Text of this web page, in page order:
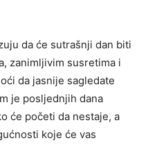
da će sutrašnji dan biti
zanimljivim susretima i
da jasnije sagledate
je posljednjih dana
će početi da nestaje, a
koje će vas